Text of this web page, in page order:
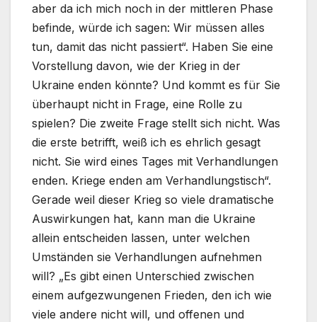
aber da ich mich noch in der mittleren Phase
befinde, würde ich sagen: Wir müssen alles
tun, damit das nicht passiert“. Haben Sie eine
Vorstellung davon, wie der Krieg in der
Ukraine enden könnte? Und kommt es für Sie
überhaupt nicht in Frage, eine Rolle zu
spielen? Die zweite Frage stellt sich nicht. Was
die erste betrifft, weiß ich es ehrlich gesagt
nicht. Sie wird eines Tages mit Verhandlungen
enden. Kriege enden am Verhandlungstisch“.
Gerade weil dieser Krieg so viele dramatische
Auswirkungen hat, kann man die Ukraine
allein entscheiden lassen, unter welchen
Umständen sie Verhandlungen aufnehmen
will? „Es gibt einen Unterschied zwischen
einem aufgezwungenen Frieden, den ich wie
viele andere nicht will, und offenen und